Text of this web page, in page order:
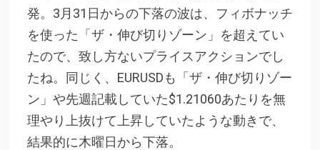
発。3月31日からの下落の波は、フィボナッチ
を使った「ザ・伸び切りゾーン」を超えてい
たので、致し方ないプライスアクションでし
たね。同じく、EURUSDも「ザ・伸び切りゾー
ン」や先週記載していた$1.21060あたりを無
理やり上抜けて上昇していたような動きで、
結果的に木曜日から下落。